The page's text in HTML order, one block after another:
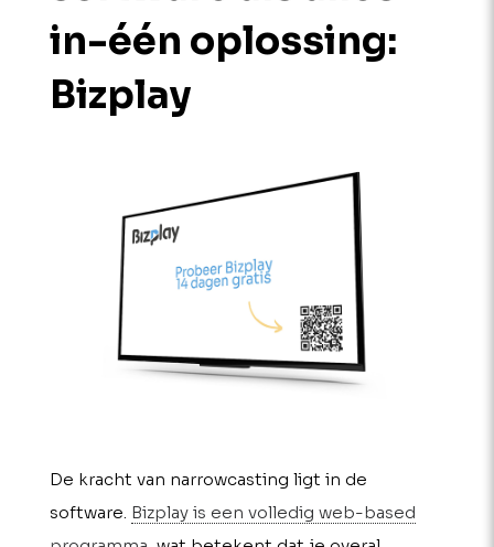
in-één oplossing:
Biz­play
De kracht van narrowcasting ligt in de
software. Bizplay is een volledig web-based